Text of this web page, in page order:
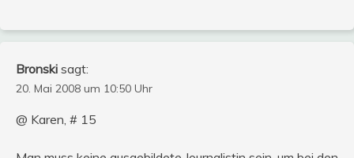
Bronski sagt:
20. Mai 2008 um 10:50 Uhr
@ Karen, # 15